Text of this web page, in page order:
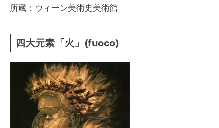
所蔵：ウィーン美術史美術館
四大元素「火」(fuoco)